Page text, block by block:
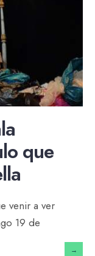
que
venir a ver
19 de
→